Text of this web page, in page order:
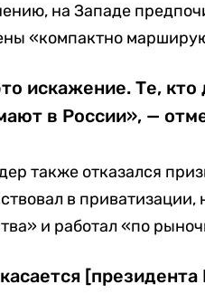
на Западе
«компактно
искажение. Те, кто
в России», —
также отказался
в
и работал «по